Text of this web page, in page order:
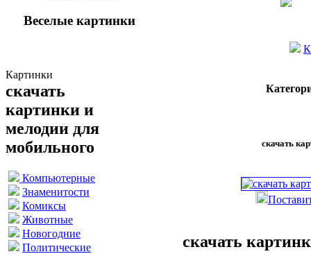
Веселые картинки
Картинки
скачать
картинки и
мелодии для
мобильного
Компьютерные
Знаменитости
Комиксы
Животные
Новогодние
Политические
скачать
скачать